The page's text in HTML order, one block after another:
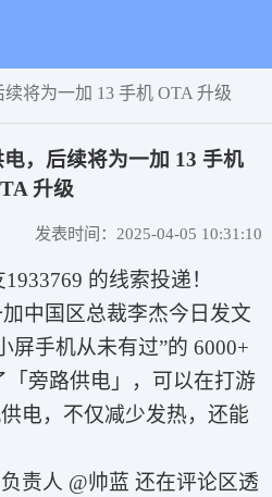
将为一加 13 手机 OTA 升级
，后续将为一加 13 手机
升级
发表时间：2025-04-05 10:31:10
的线索投递！
中国区总裁李杰今日发文
屏手机从未有过”的 6000+
旁路供电」，可以在打游
电，不仅减少发热，还能
责人 @帅蓝 还在评论区透